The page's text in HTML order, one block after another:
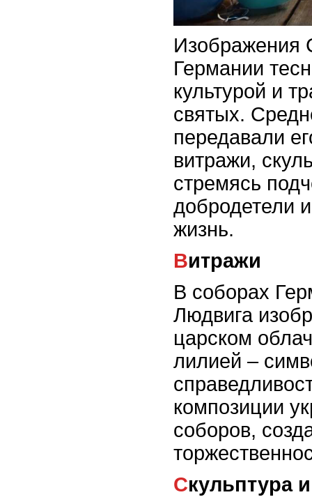
Изображения
Германии
культурой и
святых.
передавали
витражи,
стремясь
добродетели
жизнь.
Витражи
В соборах
Людвига
царском
лилией –
композиции
соборов,
Скульптура